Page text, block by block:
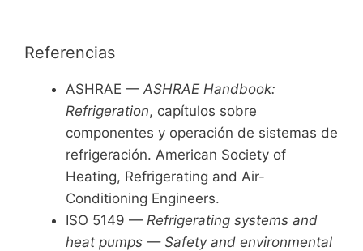
Referencias
ASHRAE — ASHRAE Handbook:
Refrigeration, capítulos sobre
componentes y operación de sistemas de
refrigeración. American Society of
Heating, Refrigerating and Air-
Conditioning Engineers.
ISO 5149 — Refrigerating systems and
heat pumps — Safety and environmental